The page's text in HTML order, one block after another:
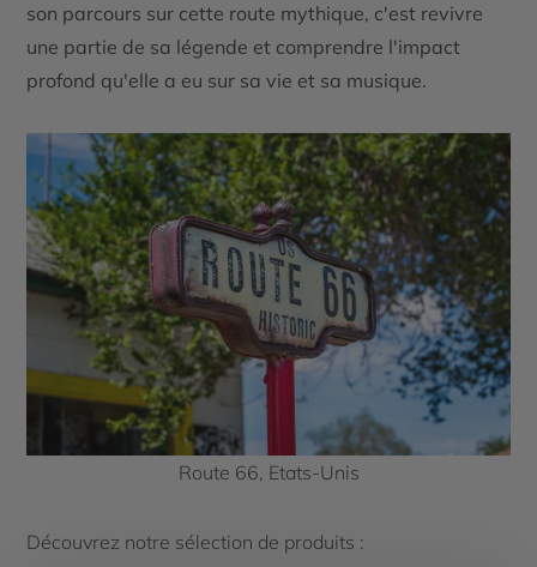
son parcours sur cette route mythique, c'est revivre
une partie de sa légende et comprendre l'impact
profond qu'elle a eu sur sa vie et sa musique.
Route 66, Etats-Unis
Découvrez notre sélection de produits :